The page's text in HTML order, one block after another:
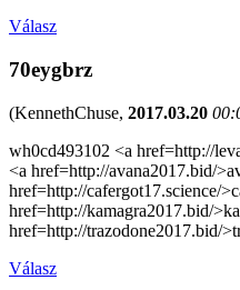
Válasz
70eygbrz
(KennethChuse, 2017.03.20
wh0cd493102 <a href=http://
<a href=http://avana2017.bid/
href=http://cafergot17.science/
href=http://kamagra2017.bid/
href=http://trazodone2017.bid/
Válasz